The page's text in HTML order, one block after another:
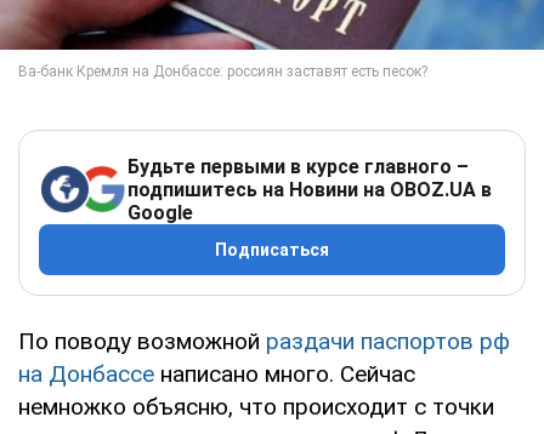
Будьте первыми в курсе главного –
подпишитесь на Новини на OBOZ.UA в
Google
Подписаться
По поводу возможной раздачи паспортов рф
на Донбассе написано много. Сейчас
немножко объясню, что происходит с точки